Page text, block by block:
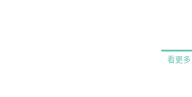
看更多